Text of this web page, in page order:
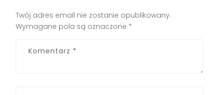
Twój adres email nie zostanie opublikowany.
Wymagane pola są oznaczone *